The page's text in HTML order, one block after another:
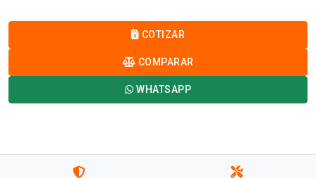
COTIZAR
COMPARAR
WHATSAPP